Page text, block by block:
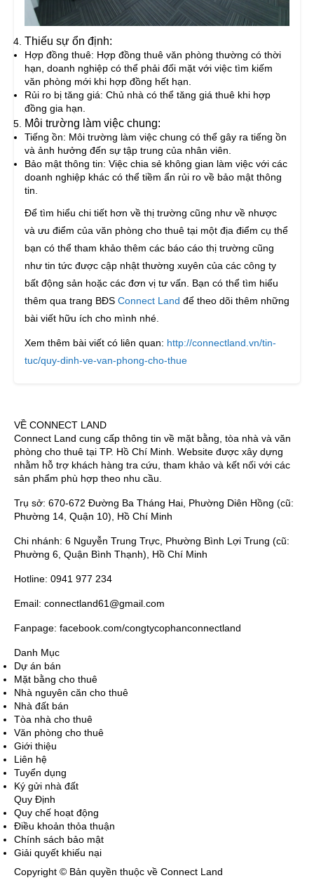
Thiếu sự ổn định:
Hợp đồng thuê: Hợp đồng thuê văn phòng thường có thời
hạn, doanh nghiệp có thể phải đối mặt với việc tìm kiếm
văn phòng mới khi hợp đồng hết hạn.
Rủi ro bị tăng giá: Chủ nhà có thể tăng giá thuê khi hợp
đồng gia hạn.
Môi trường làm việc chung:
Tiếng ồn: Môi trường làm việc chung có thể gây ra tiếng ồn
và ảnh hưởng đến sự tập trung của nhân viên.
Bảo mật thông tin: Việc chia sẻ không gian làm việc với các
doanh nghiệp khác có thể tiềm ẩn rủi ro về bảo mật thông
tin.
Để tìm hiểu chi tiết hơn về thị trường cũng như về nhược
và ưu điểm của văn phòng cho thuê tại một địa điểm cụ thể
bạn có thể tham khảo thêm các báo cáo thị trường cũng
như tin tức được cập nhật thường xuyên của các công ty
bất động sản hoặc các đơn vị tư vấn. Bạn có thể tìm hiểu
thêm qua trang BĐS Connect Land để theo dõi thêm những
bài viết hữu ích cho mình nhé.
Xem thêm bài viết có liên quan: http://connectland.vn/tin-
tuc/quy-dinh-ve-van-phong-cho-thue
VỀ CONNECT LAND
Connect Land cung cấp thông tin về mặt bằng, tòa nhà và văn
phòng cho thuê tại TP. Hồ Chí Minh. Website được xây dựng
nhằm hỗ trợ khách hàng tra cứu, tham khảo và kết nối với các
sản phẩm phù hợp theo nhu cầu.
Trụ sở: 670-672 Đường Ba Tháng Hai, Phường Diên Hồng (cũ:
Phường 14, Quận 10), Hồ Chí Minh
Chi nhánh: 6 Nguyễn Trung Trực, Phường Bình Lợi Trung (cũ:
Phường 6, Quận Bình Thạnh), Hồ Chí Minh
Hotline: 0941 977 234
Email: connectland61@gmail.com
Fanpage: facebook.com/congtycophanconnectland
Danh Mục
Dự án bán
Mặt bằng cho thuê
Nhà nguyên căn cho thuê
Nhà đất bán
Tòa nhà cho thuê
Văn phòng cho thuê
Giới thiệu
Liên hệ
Tuyển dụng
Ký gửi nhà đất
Quy Định
Quy chế hoạt động
Điều khoản thỏa thuận
Chính sách bảo mật
Giải quyết khiếu nại
Copyright © Bản quyền thuộc về Connect Land